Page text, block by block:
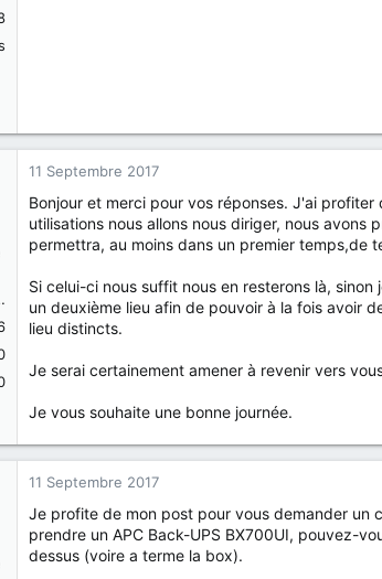
2017
11 Septembre 2017
Bonjour et merci pour vos réponses. J'ai
utilisations nous allons nous diriger, nous
permettra, au moins dans un premier temps,de
Si celui-ci nous suffit nous en resterons là,
un deuxième lieu afin de pouvoir à la fois avoir
lieu distincts.
Je serai certainement amener à revenir vers
Je vous souhaite une bonne journée.
11 Septembre 2017
Je profite de mon post pour vous demander un
prendre un APC Back-UPS BX700UI, pouvez-
dessus (voire a terme la box).